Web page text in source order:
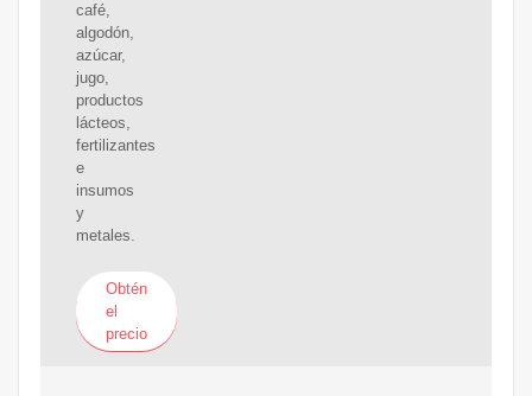
café,
algodón,
azúcar,
jugo,
productos
lácteos,
fertilizantes
e
insumos
y
metales.
Obtén
el
precio